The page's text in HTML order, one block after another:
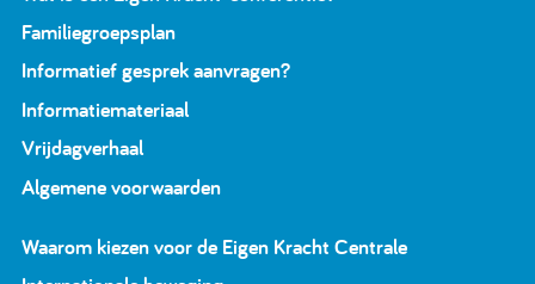
Familiegroepsplan
Informatief gesprek aanvragen?
Informatiemateriaal
Vrijdagverhaal
Algemene voorwaarden
Waarom kiezen voor de Eigen Kracht Centrale